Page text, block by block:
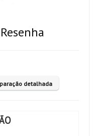
detalhada